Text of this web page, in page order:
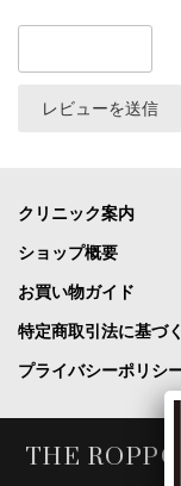
クリニック案内
ショップ概要
お買い物ガイド
特定商取引法に基づ
プライバシーポリシ
THE